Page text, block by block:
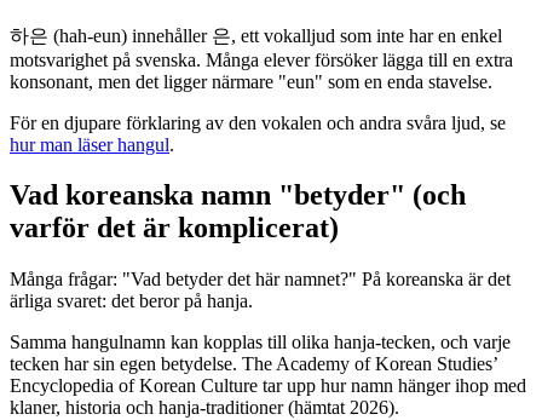
하은 (hah-eun) innehåller 은, ett vokalljud som inte har en enkel
motsvarighet på svenska. Många elever försöker lägga till en extra
konsonant, men det ligger närmare "eun" som en enda stavelse.
För en djupare förklaring av den vokalen och andra svåra ljud, se
hur man läser hangul.
Vad koreanska namn "betyder" (och
varför det är komplicerat)
Många frågar: "Vad betyder det här namnet?" På koreanska är det
ärliga svaret: det beror på hanja.
Samma hangulnamn kan kopplas till olika hanja-tecken, och varje
tecken har sin egen betydelse. The Academy of Korean Studies’
Encyclopedia of Korean Culture tar upp hur namn hänger ihop med
klaner, historia och hanja-traditioner (hämtat 2026).